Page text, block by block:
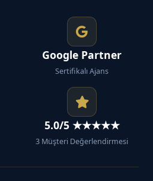
Google Partner
Sertifikalı Ajans
5.0/5 ★★★★★
3 Müşteri Değerlendirmesi